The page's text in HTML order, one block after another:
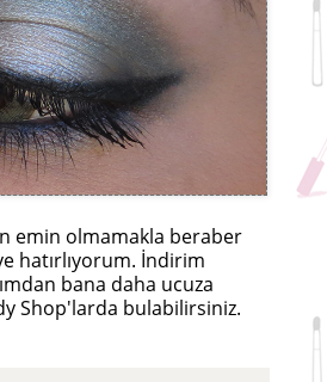
emin olmamakla beraber
hatırlıyorum. İndirim
bana daha ucuza
Shop'larda bulabilirsiniz.